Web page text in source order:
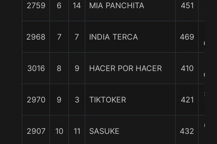
2759 6 14 MIA PANCHITA 451
2968 7 7 INDIA TERCA 469
3016 8 9 HACER POR HACER 410
2970 9 3 TIKTOKER 421
5
2907 10 11 SASUKE 432
6